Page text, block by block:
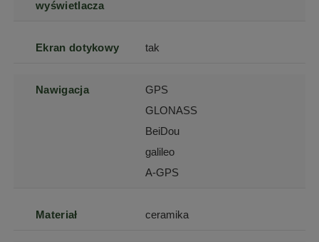
wyświetlacza
Ekran dotykowy tak
Nawigacja
GPS
GLONASS
BeiDou
galileo
A-GPS
Materiał ceramika